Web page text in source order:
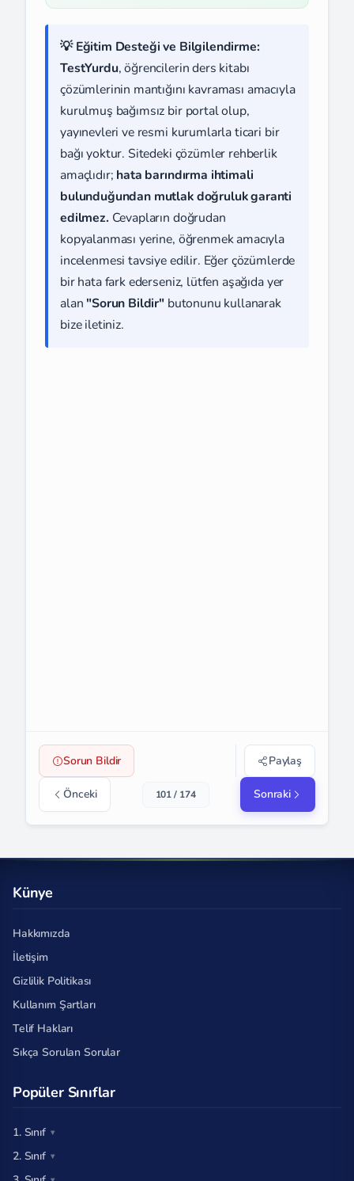
💡 Eğitim Desteği ve Bilgilendirme:
TestYurdu, öğrencilerin ders kitabı
çözümlerinin mantığını kavraması amacıyla
kurulmuş bağımsız bir portal olup,
yayınevleri ve resmi kurumlarla ticari bir
bağı yoktur. Sitedeki çözümler rehberlik
amaçlıdır; hata barındırma ihtimali
bulunduğundan mutlak doğruluk garanti
edilmez. Cevapların doğrudan
kopyalanması yerine, öğrenmek amacıyla
incelenmesi tavsiye edilir. Eğer çözümlerde
bir hata fark ederseniz, lütfen aşağıda yer
alan "Sorun Bildir" butonunu kullanarak
bize iletiniz.
Sorun Bildir Paylaş
Önceki 101 / 174 Sonraki
Künye
Hakkımızda
İletişim
Gizlilik Politikası
Kullanım Şartları
Telif Hakları
Sıkça Sorulan Sorular
Popüler Sınıflar
1. Sınıf
2. Sınıf